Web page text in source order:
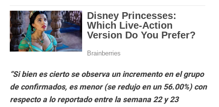
“Si bien es cierto se observa un incremento en el grupo
de confirmados, es menor (se redujo en un 56.00%) con
respecto a lo reportado entre la semana 22 y 23